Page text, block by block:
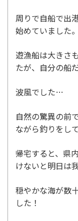
周りで自船で出
始めていました。
遊漁船は大きさ
たが、自分の船
波風でした…
自然の驚異の前
ながら釣りをし
帰宅すると、県
けないと明日は
穏やかな海が数
した！